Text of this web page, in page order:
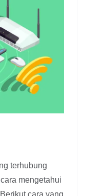
terhubung
mengetahui